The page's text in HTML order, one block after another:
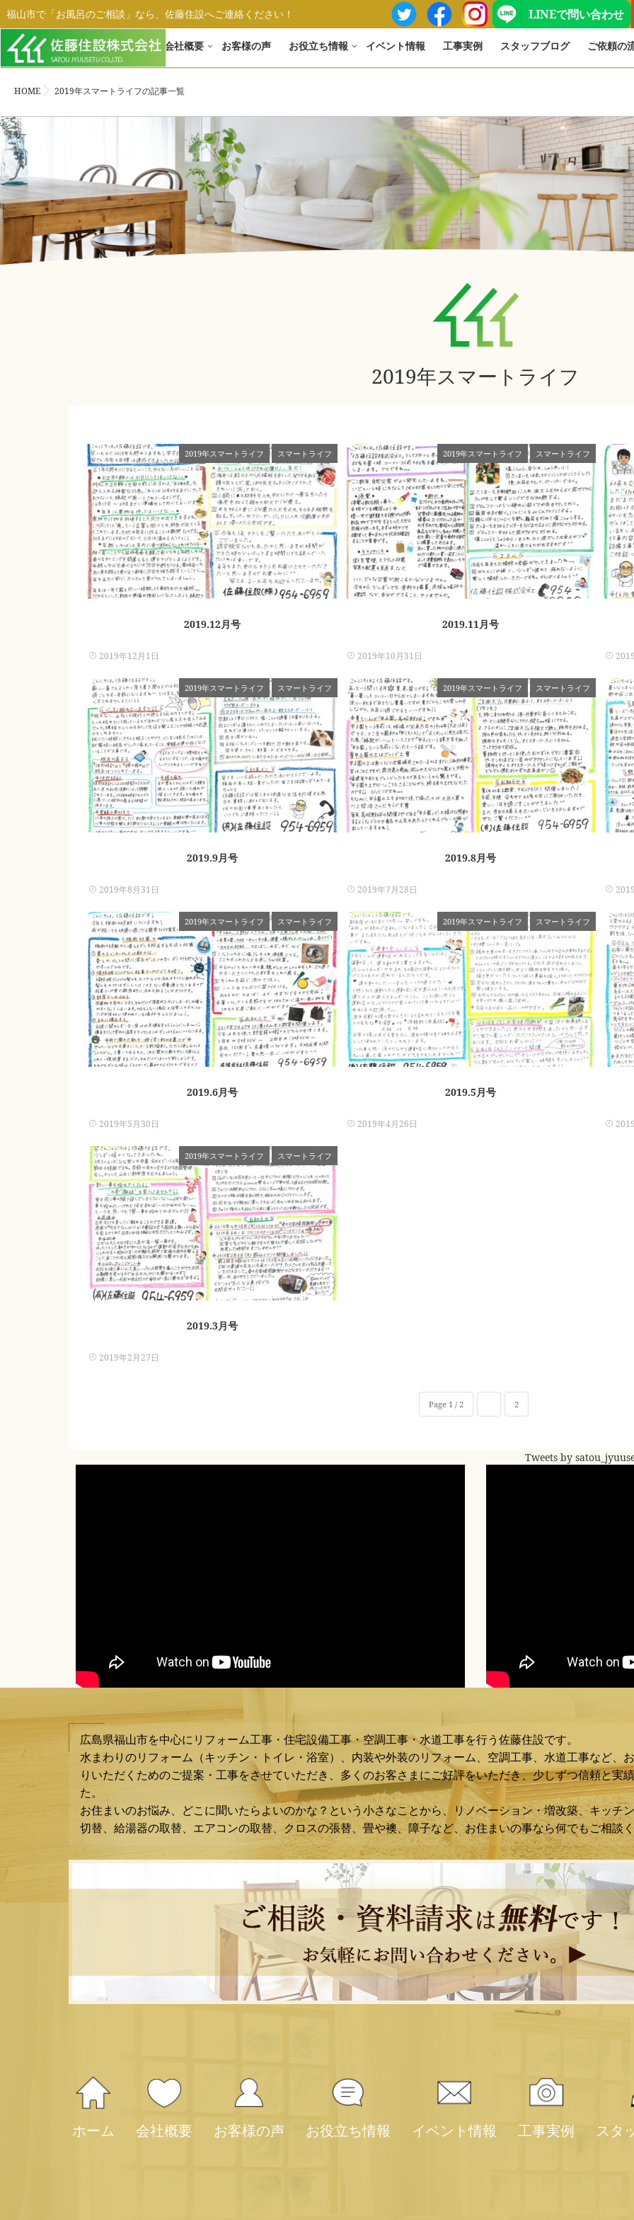
福山市で「お風呂のご相談」なら、佐藤住設へご連絡ください！ LINEで問い合わせ
ホーム 会社概要 お客様の声 お役立ち情報 イベント情報 工事実例 スタッフブログ ご依頼の
HOME 2019年スマートライフの記事一覧
2019年スマートライフ
2019年スマートライフ スマートライフ
2019.12月号
2019年12月1日
2019年スマートライフ スマートライフ
2019.11月号
2019年10月31日
2019年スマートライフ スマートライフ
2019.9月号
2019年8月31日
2019年スマートライフ スマートライフ
2019.8月号
2019年7月28日
2019年スマートライフ スマートライフ
2019.6月号
2019年5月30日
2019年スマートライフ スマートライフ
2019.5月号
2019年4月26日
2019年スマートライフ スマートライフ
2019.3月号
2019年2月27日
Page 1 / 2 2
Tweets by
広島県福山市を中心にリフォーム工事・住宅設備工事・空調工事・水道工事を行う佐藤住設です。
水まわりのリフォーム（キッチン・トイレ・浴室）、内装や外装のリフォーム、空調工事、水道工事など、
りいただくためのご提案・工事をさせていただき、多くのお客さまにご好評をいただき、少しずつ信頼と実
た。
お住まいのお悩み、どこに聞いたらよいのかな？という小さなことから、リノベーション・増改築、キッチ
切替、給湯器の取替、エアコンの取替、クロスの張替、畳や襖、障子など、お住まいの事なら何でもご相談
ホーム 会社概要 お客様の声 お役立ち情報 イベント情報 工事実例 スタ